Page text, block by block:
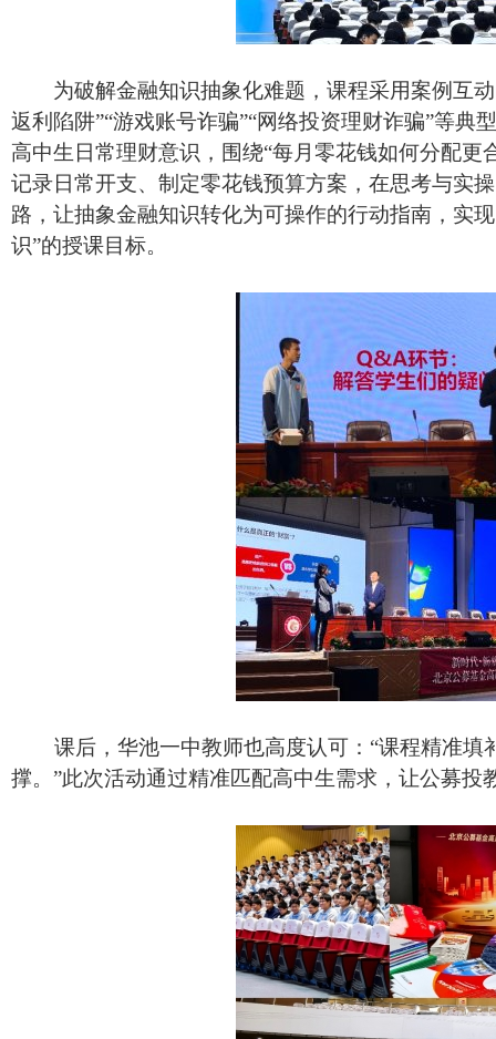
为破解金融知识抽象化难题，课程采用案例互
返利陷阱”“游戏账号诈骗”“网络投资理财诈骗”等
高中生日常理财意识，围绕“每月零花钱如何分配
记录日常开支、制定零花钱预算方案，在思考与实
路，让抽象金融知识转化为可操作的行动指南，实
识”的授课目标。
课后，华池一中教师也高度认可：“课程精准
撑。”此次活动通过精准匹配高中生需求，让公募